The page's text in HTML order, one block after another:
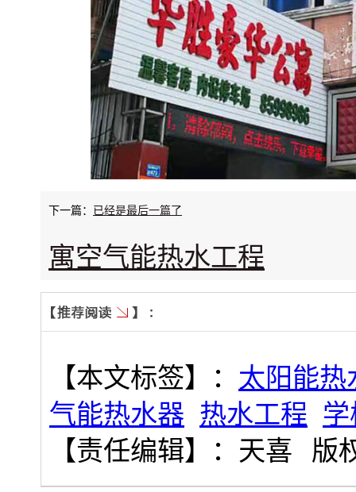
下一篇： 已经是最后一篇了
寓空气能热水工程
【本文标签】： 太阳能热
气能热水器 热水工程
【责任编辑】： 天喜 版